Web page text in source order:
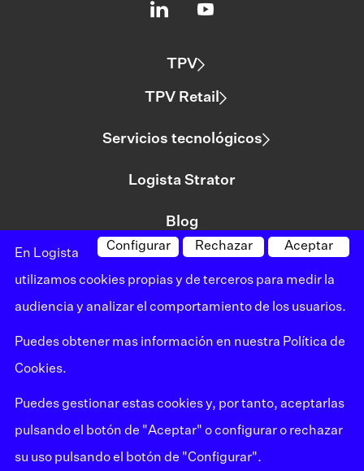
TPV
TPV Retail
Servicios tecnológicos
Logista Strator
Blog
©logista Todos los derechos reservados
Aviso legal
Política de privacidad
Aceptar
Rechazar
Configurar
En Logista
utilizamos cookies propias y de terceros para medir la
audiencia y analizar el comportamiento de los usuarios.
Puedes obtener mas información en nuestra Política de
Cookies.
Puedes gestionar estas cookies y, por tanto, aceptarlas
pulsando el botón de "Aceptar" o configurar o rechazar
su uso pulsando el botón de "Configurar".